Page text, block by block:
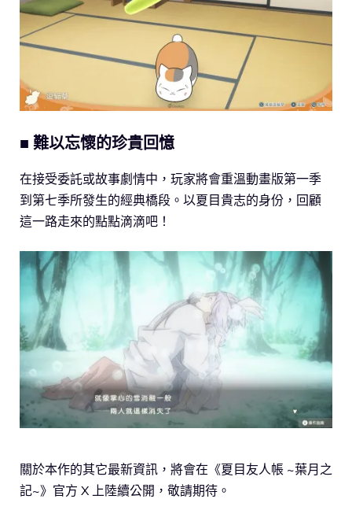
■ 難以忘懷的珍貴回憶
在接受委託或故事劇情中，玩家將會重溫動畫版第一季
到第七季所發生的經典橋段。以夏目貴志的身份，回顧
這一路走來的點點滴滴吧！
關於本作的其它最新資訊，將會在《夏目友人帳 ~葉月之
記~》官方 X 上陸續公開，敬請期待。